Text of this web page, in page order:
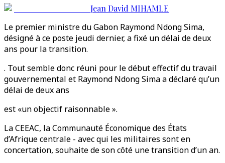
Jean David MIHAMLE
Le premier ministre du Gabon Raymond Ndong Sima,
désigné à ce poste jeudi dernier, a fixé un délai de deux
ans pour la transition.
. Tout semble donc réuni pour le début effectif du travail
gouvernemental et Raymond Ndong Sima a déclaré qu’un
délai de deux ans
est «un objectif raisonnable ».
La CEEAC, la Communauté Économique des États
d’Afrique centrale - avec qui les militaires sont en
concertation, souhaite de son côté une transition d’un an.